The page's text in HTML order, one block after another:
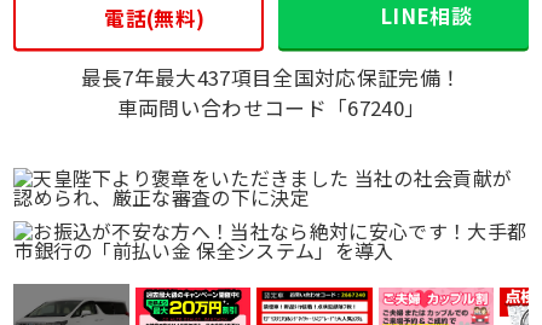
電話(無料) LINE相談
最長7年最大437項目全国対応保証完備！
車両問い合わせコード「67240」